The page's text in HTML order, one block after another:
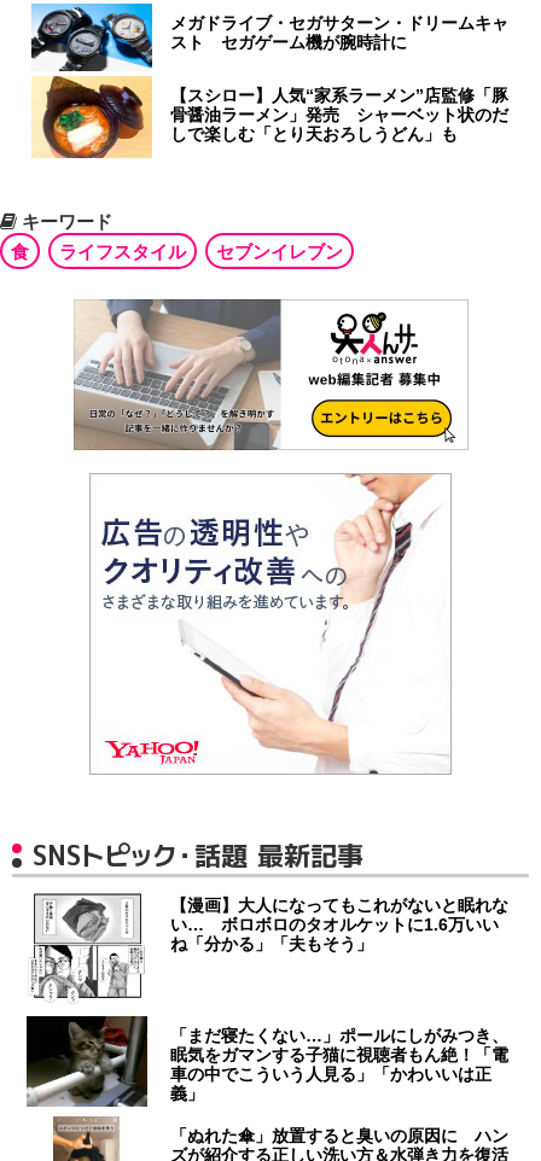
メガドライブ・セガサターン・ドリームキャ
スト セガゲーム機が腕時計に
【スシロー】人気“家系ラーメン”店監修「豚
骨醤油ラーメン」発売 シャーベット状のだ
しで楽しむ「とり天おろしうどん」も
キーワード
食
ライフスタイル セブンイレブン
SNSトピック・話題 最新記事
【漫画】大人になってもこれがないと眠れな
い… ボロボロのタオルケットに1.6万いい
ね「分かる」「夫もそう」
「まだ寝たくない…」ポールにしがみつき、
眠気をガマンする子猫に視聴者もん絶！「電
車の中でこういう人見る」「かわいいは正
義」
「ぬれた傘」放置すると臭いの原因に ハン
ズが紹介する正しい洗い方＆水弾き力を復活